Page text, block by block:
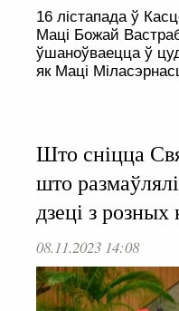
16 лістапада ў
Маці Божай
ўшаноўваецца ў
як Маці
Што сніцца
што
дзеці з розных
08.11.2023 14:08